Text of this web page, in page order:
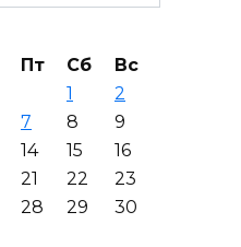
Пт Сб
Вс
1
2
7 8
9
14 15
16
21 22
23
28 29
30